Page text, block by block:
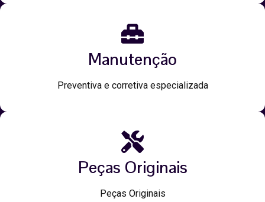
Manutenção
Preventiva e corretiva especializada
Peças Originais
Peças Originais